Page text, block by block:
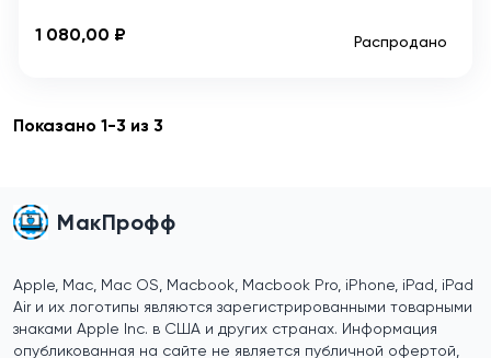
1 080,00 ₽ Распродано
Показано 1-3 из 3
МакПрофф
Apple, Mac, Mac OS, Macbook, Macbook Pro, iPhone, iPad, iPad
Air и их логотипы являются зарегистрированными товарными
знаками Apple Inc. в США и других странах. Информация
опубликованная на сайте не является публичной офертой,